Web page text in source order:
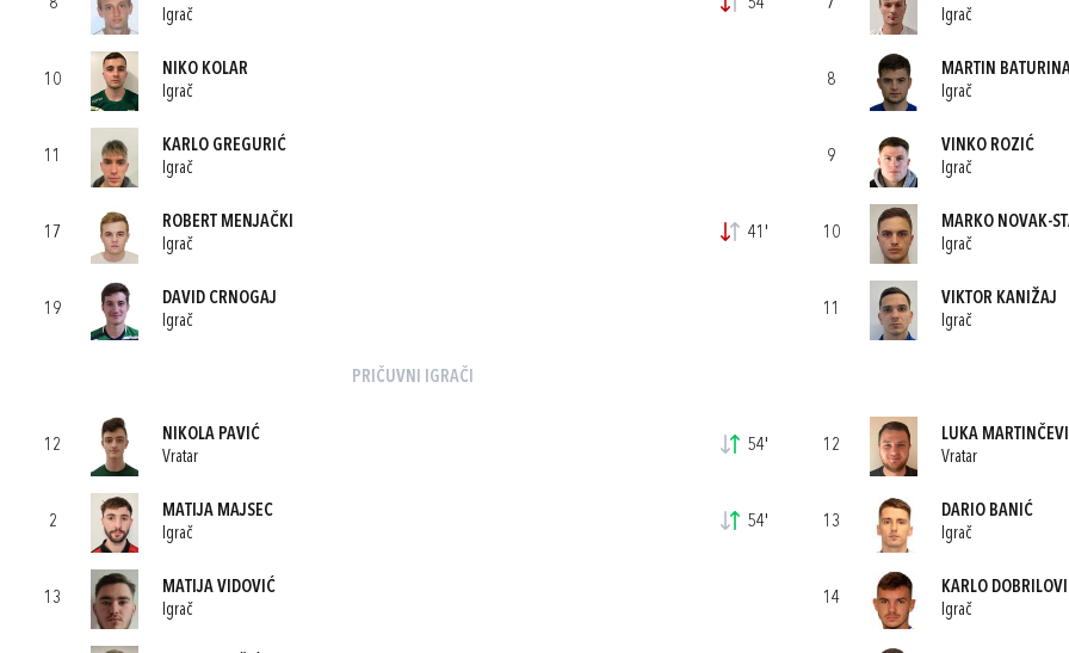
8
Igrač
54'
10
NIKO KOLAR
Igrač
11
KARLO GREGURIĆ
Igrač
17
ROBERT MENJAČKI
Igrač
41'
19
DAVID CRNOGAJ
Igrač
PRIČUVNI IGRAČI
12
NIKOLA PAVIĆ
Vratar
54'
2
MATIJA MAJSEC
Igrač
54'
13
MATIJA VIDOVIĆ
Igrač
7
Igrač
8
MARTIN
Igrač
9
VINKO ROZIĆ
Igrač
10
MARKO NOVAK-
Igrač
11
VIKTOR KANIŽAJ
Igrač
12
LUKA
Vratar
13
DARIO BANIĆ
Igrač
14
KARLO
Igrač